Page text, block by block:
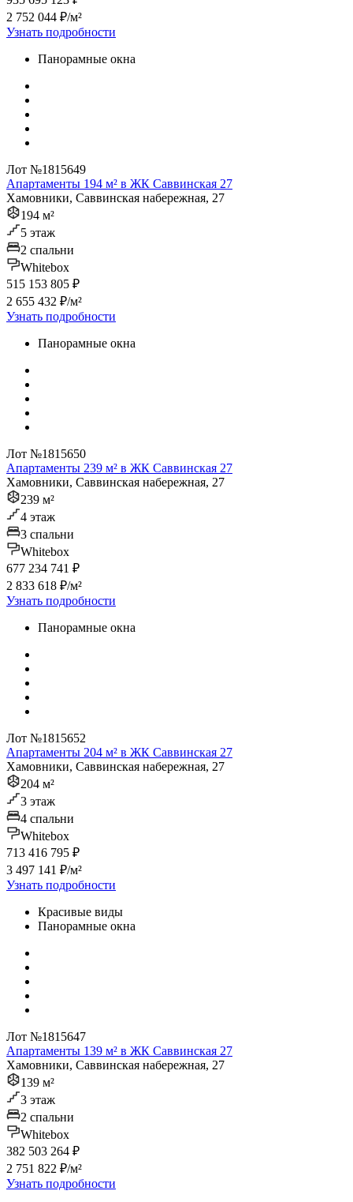
2 752 044 ₽/м²
Узнать подробности
Панорамные окна
Лот №1815649
Апартаменты 194 м² в ЖК Саввинская 27
Хамовники, Саввинская набережная, 27
194 м²
5 этаж
2 спальни
Whitebox
515 153 805 ₽
2 655 432 ₽/м²
Узнать подробности
Панорамные окна
Лот №1815650
Апартаменты 239 м² в ЖК Саввинская 27
Хамовники, Саввинская набережная, 27
239 м²
4 этаж
3 спальни
Whitebox
677 234 741 ₽
2 833 618 ₽/м²
Узнать подробности
Панорамные окна
Лот №1815652
Апартаменты 204 м² в ЖК Саввинская 27
Хамовники, Саввинская набережная, 27
204 м²
3 этаж
4 спальни
Whitebox
713 416 795 ₽
3 497 141 ₽/м²
Узнать подробности
Красивые виды
Панорамные окна
Лот №1815647
Апартаменты 139 м² в ЖК Саввинская 27
Хамовники, Саввинская набережная, 27
139 м²
3 этаж
2 спальни
Whitebox
382 503 264 ₽
2 751 822 ₽/м²
Узнать подробности